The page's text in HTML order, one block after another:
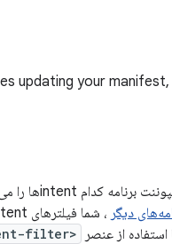
updating your
دیگر
<intent-filter>